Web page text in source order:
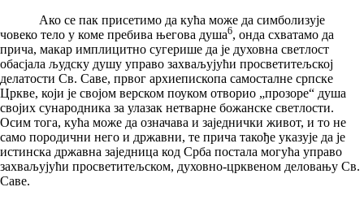
Ако се пак присетимо да кућа може да симболизује
човеко тело у коме пребива његова душа6, онда схватамо да
прича, макар имплицитно сугерише да је духовна светлост
обасјала људску душу управо захваљујући просветитељској
делатости Св. Саве, првог архиепископа самосталне српске
Цркве, који је својом верском поуком отворио „прозоре“ душа
својих сународника за улазак нетварне божанске светлости.
Осим тога, кућа може да означава и заједнички живот, и то не
само породични него и државни, те прича такође указује да је
истинска државна заједница код Срба постала могућа управо
захваљујући просветитељском, духовно-црквеном деловању Св.
Саве.